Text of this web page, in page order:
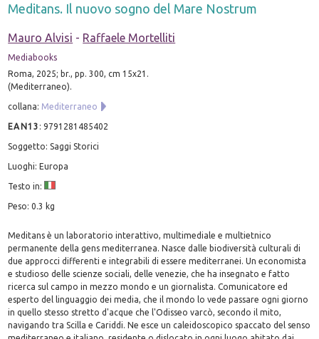
Meditans. Il nuovo sogno del Mare Nostrum
Mauro Alvisi - Raffaele Mortelliti
Mediabooks
Roma, 2025; br., pp. 300, cm 15x21.
(Mediterraneo).
collana: Mediterraneo
EAN13 :9791281485402
Soggetto: Saggi Storici
Luoghi: Europa
Testo in:
Peso: 0.3 kg
Meditans è un laboratorio interattivo, multimediale e multietnico
permanente della gens mediterranea. Nasce dalle biodiversità culturali di
due approcci differenti e integrabili di essere mediterranei. Un economista
e studioso delle scienze sociali, delle venezie, che ha insegnato e fatto
ricerca sul campo in mezzo mondo e un giornalista. Comunicatore ed
esperto del linguaggio dei media, che il mondo lo vede passare ogni giorno
in quello stesso stretto d'acque che l'Odisseo varcò, secondo il mito,
navigando tra Scilla e Cariddi. Ne esce un caleidoscopico spaccato del senso